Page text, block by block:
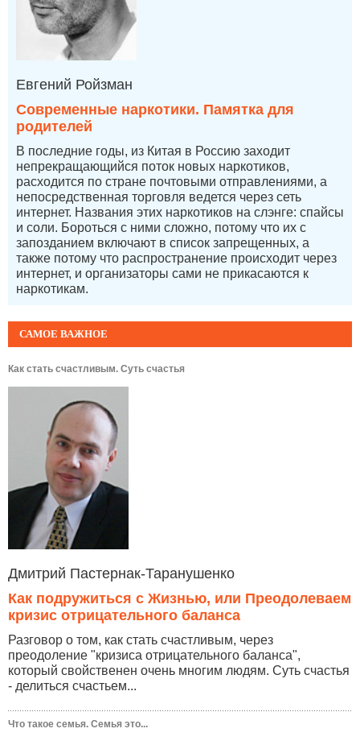
САМОЕ ВАЖНОЕ
Как стать счастливым. Суть счастья
Дмитрий Пастернак-Таранушенко
Как подружиться с Жизнью, или Преодолеваем
кризис отрицательного баланса
Разговор о том, как стать счастливым, через
преодоление "кризиса отрицательного баланса",
который свойственен очень многим людям. Суть счастья
- делиться счастьем...
Что такое семья. Семья это...
Евгений Ройзман
Современные наркотики. Памятка для
родителей
В последние годы, из Китая в Россию заходит
непрекращающийся поток новых наркотиков,
расходится по стране почтовыми отправлениями, а
непосредственная торговля ведется через сеть
интернет. Названия этих наркотиков на слэнге: спайсы
и соли. Бороться с ними сложно, потому что их с
запозданием включают в список запрещенных, а
также потому что распространение происходит через
интернет, и организаторы сами не прикасаются к
наркотикам.